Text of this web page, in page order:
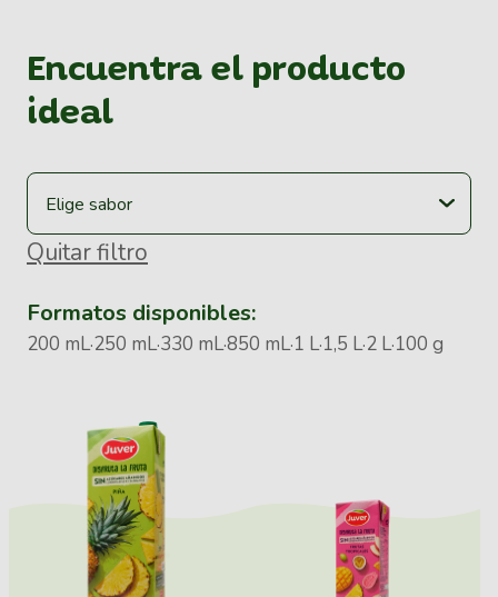
Encuentra el producto
ideal
Quitar filtro
Formatos disponibles:
200 mL250 mL330 mL850 mL 1 L 1,5 L2 L 100 g